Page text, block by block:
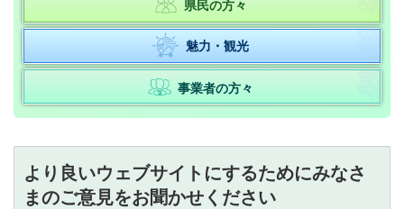
県民の方々
魅力・観光
事業者の方々
より良いウェブサイトにするためにみなさ
まのご意見をお聞かせください